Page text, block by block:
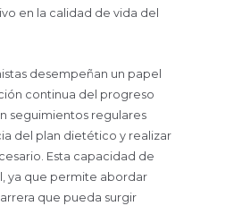
en la calidad de vida del
desempeñan un papel
continua del progreso
seguimientos regulares
del plan dietético y realizar
Esta capacidad de
ya que permite abordar
que pueda surgir